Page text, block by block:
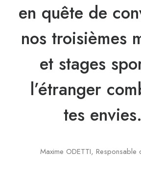
en quête de
nos troisièmes
et stages
l’étranger
tes
Maxime ODETTI, Responsable